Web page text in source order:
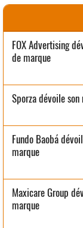
FOX Advertising
de marque
Sporza dévoile
Fundo Baobá
marque
Maxicare Group
marque